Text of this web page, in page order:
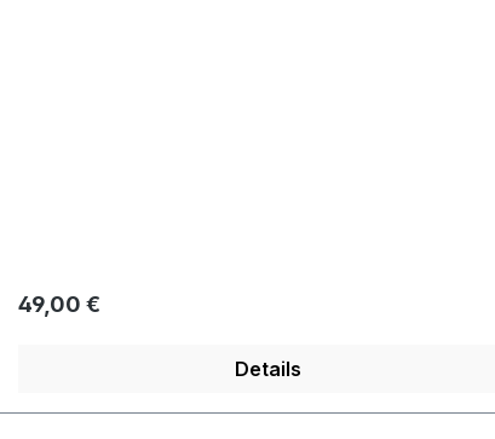
Regulärer Preis:
49,00 €
Details